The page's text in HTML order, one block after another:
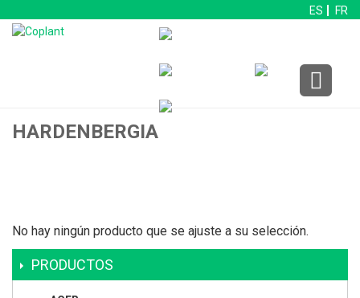
ES FR
HARDENBERGIA
No hay ningún producto que se ajuste a su selección.
PRODUCTOS